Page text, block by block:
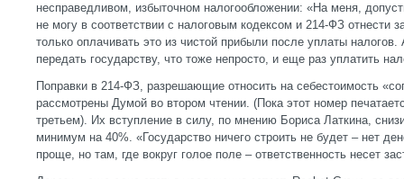
несправедливом, избыточном налогообложении: «На меня,
не могу в соответствии с налоговым кодексом и 214-ФЗ отнести
только оплачивать это из чистой прибыли после уплаты
передать государству, что тоже непросто, и еще раз уплатить
Поправки в 214-ФЗ, разрешающие относить на себестоимость
рассмотрены Думой во втором чтении. (Пока этот номер
третьем). Их вступление в силу, по мнению Бориса Латкина,
минимум на 40%. «Государство ничего строить не будет – нет
проще, но там, где вокруг голое поле – ответственность несет